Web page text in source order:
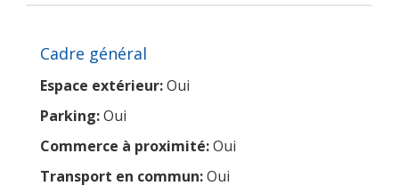
Cadre général
Espace extérieur:Oui
Parking:Oui
Commerce à proximité:Oui
Transport en commun:Oui